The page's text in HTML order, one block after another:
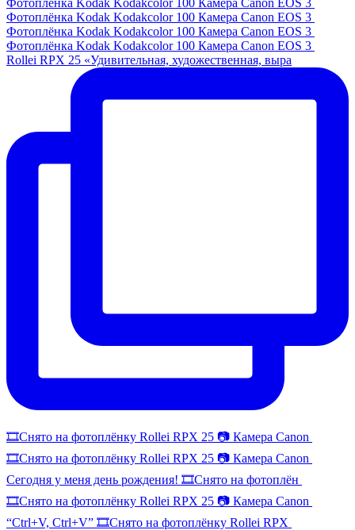
Фотоплёнка Kodak Kodakcolor 100 Камера Canon EOS 3
Фотоплёнка Kodak Kodakcolor 100 Камера Canon EOS 3
Фотоплёнка Kodak Kodakcolor 100 Камера Canon EOS 3
Rollei RPX 25 «Удивительная, художественная, выра
🎞️Снято на фотоплёнку Rollei RPX 25 📷 Камера Canon
🎞️Снято на фотоплёнку Rollei RPX 25 📷 Камера Canon
Сегодня у меня день рождения! 🎞️Снято на фотоплён
🎞️Снято на фотоплёнку Rollei RPX 25 📷 Камера Canon
“Ctrl+V, Ctrl+V” 🎞️Снято на фотоплёнку Rollei RPX